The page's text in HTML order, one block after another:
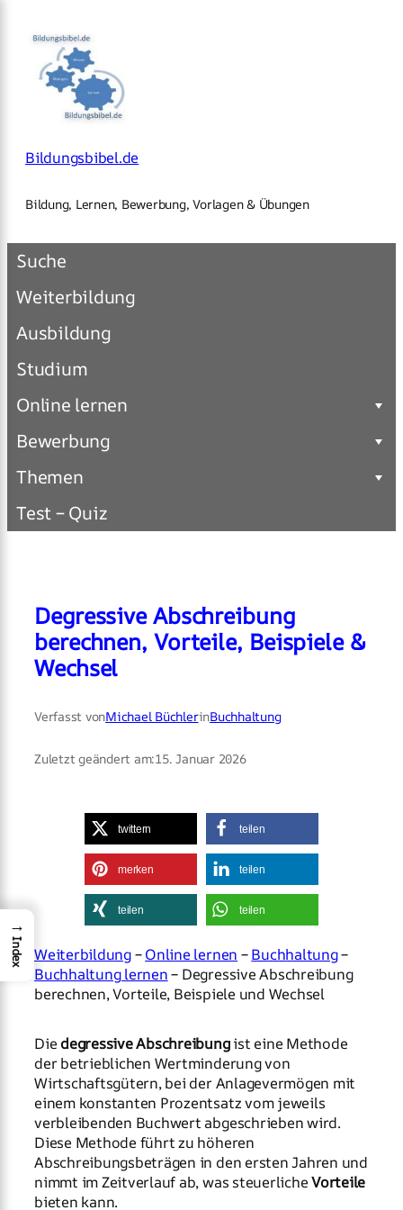
Inhalt
springen
Bildungsbibel.de
Bildung, Lernen, Bewerbung, Vorlagen & Übungen
Suche
Weiterbildung
Ausbildung
Studium
Online lernen
Bewerbung
Themen
Test – Quiz
Degressive Abschreibung
berechnen, Vorteile, Beispiele &
Wechsel
Verfasst vonMichael BüchlerinBuchhaltung
Zuletzt geändert am:15. Januar 2026
twittern teilen
merken teilen
teilen teilen
Weiterbildung–Online lernen –Buchhaltung–
Buchhaltung lernen– Degressive Abschreibung
berechnen, Vorteile, Beispiele und Wechsel
Diedegressive Abschreibungist eine Methode
der betrieblichen Wertminderung von
Wirtschaftsgütern, bei der Anlagevermögen mit
einem konstanten Prozentsatz vom jeweils
verbleibenden Buchwert abgeschrieben wird.
Diese Methode führt zu höheren
Abschreibungsbeträgen in den ersten Jahren und
nimmt im Zeitverlauf ab, was steuerlicheVorteile
bieten kann.
→
Index